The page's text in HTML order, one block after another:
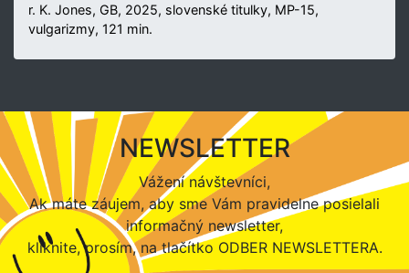
r. K. Jones, GB, 2025, slovenské titulky, MP-15,
vulgarizmy, 121 min.
NEWSLETTER
Vážení návštevníci,
Ak máte záujem, aby sme Vám pravidelne posielali
informačný newsletter,
kliknite, prosím, na tlačítko ODBER NEWSLETTERA.